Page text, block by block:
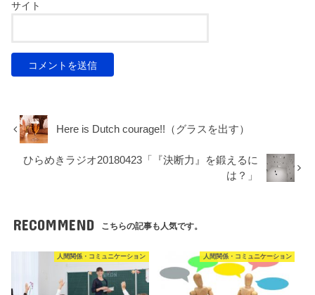
サイト
Here is Dutch courage!!（グラスを出す）
ひらめきラジオ20180423「『決断力』を鍛えるに
は？」
RECOMMEND こちらの記事も人気です。
人間関係・コミュニケーション 人間関係・コミュニケーション